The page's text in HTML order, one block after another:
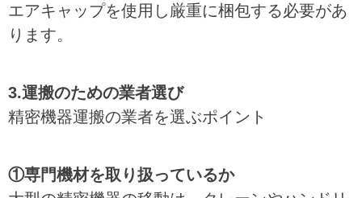
エアキャップを使用し厳重に梱包する必要があ
ります。
3.運搬のための業者選び
精密機器運搬の業者を選ぶポイント
①専門機材を取り扱っているか